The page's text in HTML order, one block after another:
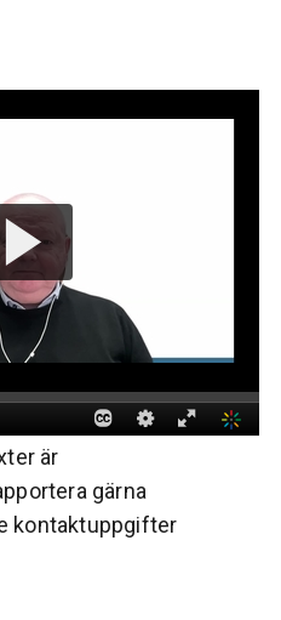
är
gärna
kontaktuppgifter